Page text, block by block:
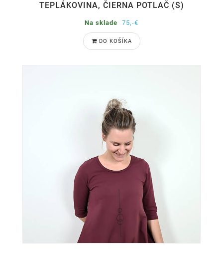
TEPLÁKOVINA, ČIERNA POTLAČ (S)
Na sklade 75,-€
DO KOŠÍKA